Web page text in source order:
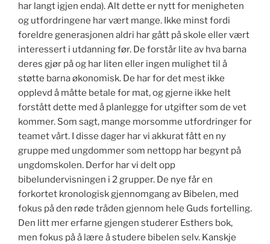
har langt igjen enda). Alt dette er nytt for menigheten
og utfordringene har vært mange. Ikke minst fordi
foreldre generasjonen aldri har gått på skole eller vært
interessert i utdanning før. De forstår lite av hva barna
deres gjør på og har liten eller ingen mulighet til å
støtte barna økonomisk. De har for det mest ikke
opplevd å måtte betale for mat, og gjerne ikke helt
forstått dette med å planlegge for utgifter som de vet
kommer. Som sagt, mange morsomme utfordringer for
teamet vårt. I disse dager har vi akkurat fått en ny
gruppe med ungdommer som nettopp har begynt på
ungdomskolen. Derfor har vi delt opp
bibelundervisningen i 2 grupper. De nye får en
forkortet kronologisk gjennomgang av Bibelen, med
fokus på den røde tråden gjennom hele Guds fortelling.
Den litt mer erfarne gjengen studerer Esthers bok,
men fokus på å lære å studere bibelen selv. Kanskje